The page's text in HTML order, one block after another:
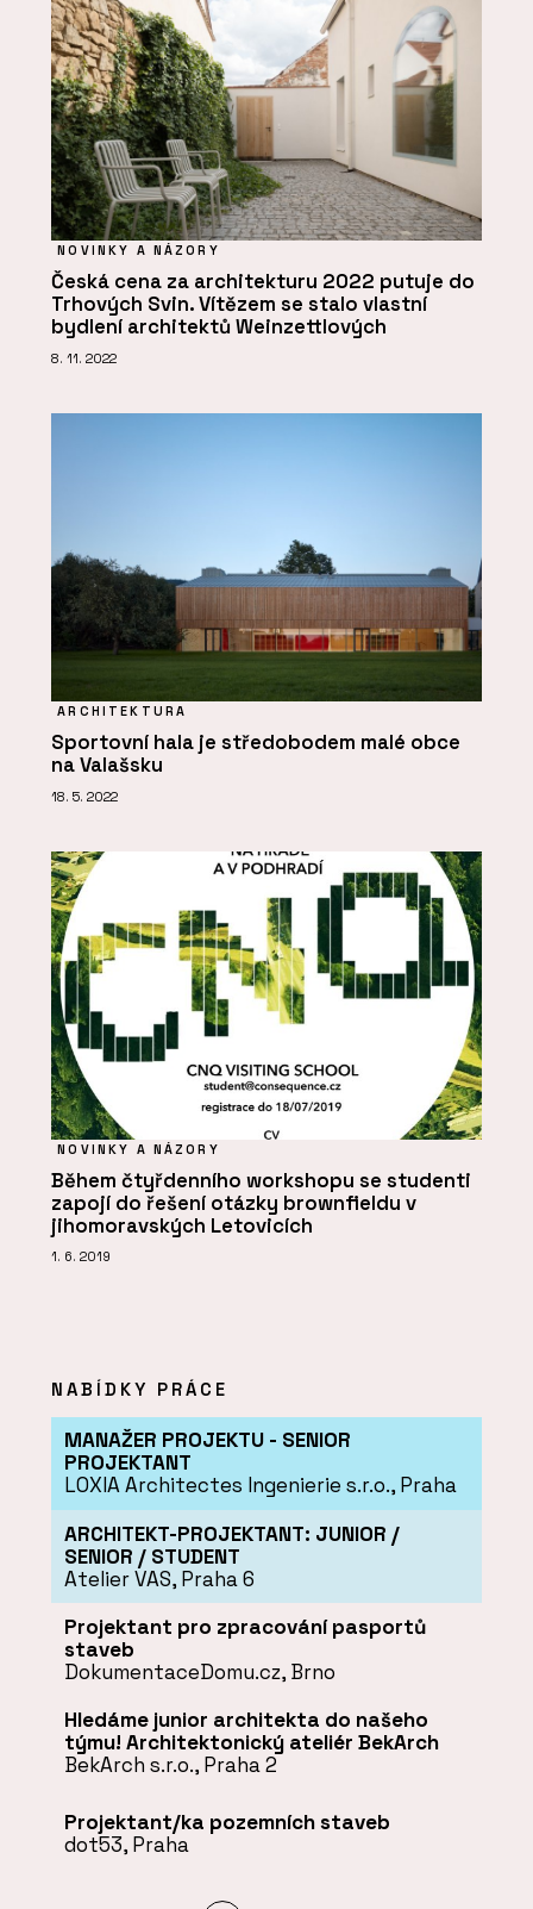
NOVINKY A NÁZORY
Česká cena za architekturu 2022 putuje do
Trhových Svin. Vítězem se stalo vlastní
bydlení architektů Weinzettlových
8. 11. 2022
ARCHITEKTURA
Sportovní hala je středobodem malé obce
na Valašsku
18. 5. 2022
NOVINKY A NÁZORY
Během čtyřdenního workshopu se studenti
zapojí do řešení otázky brownfieldu v
jihomoravských Letovicích
1. 6. 2019
NABÍDKY PRÁCE
MANAŽER PROJEKTU - SENIOR
PROJEKTANT
LOXIA Architectes Ingenierie s.r.o., Praha
ARCHITEKT-PROJEKTANT: JUNIOR /
SENIOR / STUDENT
Atelier VAS, Praha 6
Projektant pro zpracování pasportů
staveb
DokumentaceDomu.cz, Brno
Hledáme junior architekta do našeho
týmu! Architektonický ateliér BekArch
BekArch s.r.o., Praha 2
Projektant/ka pozemních staveb
dot53, Praha